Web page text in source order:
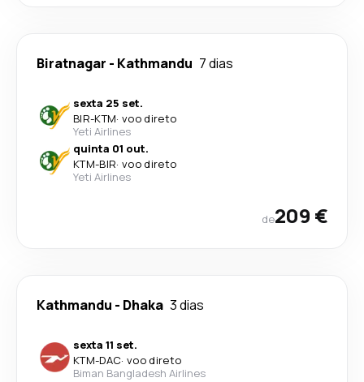
Biratnagar - Kathmandu 7 dias
sexta 25 set.
BIR-KTM· voo direto
Yeti Airlines
quinta 01 out.
KTM-BIR· voo direto
Yeti Airlines
de209 €
Kathmandu - Dhaka 3 dias
sexta 11 set.
KTM-DAC· voo direto
Biman Bangladesh Airlines